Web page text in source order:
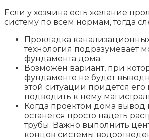
Если у хозяина есть желание
систему по всем нормам, тогда
Прокладка
технология подразумевает
фундамента дома.
Возможен вариант, при
фундаменте не будет
этой ситуации придётся его
подводить к нему
Когда проектом дома вывод
останется просто надеть
трубы. Важно выполнить
концов системы